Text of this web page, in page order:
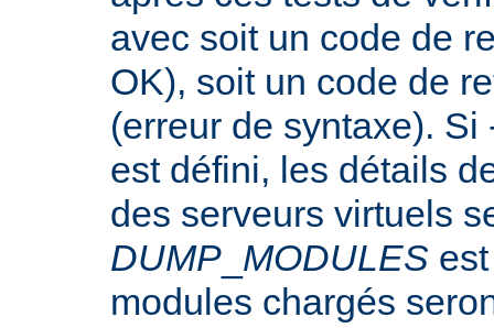
avec soit un code de
OK), soit un code de
(erreur de syntaxe).
est défini, les détails
des serveurs virtuels
DUMP MODULES
modules chargés